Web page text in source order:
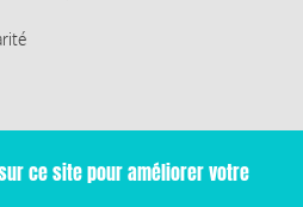
ce site pour améliorer votre